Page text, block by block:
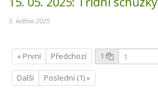
5. května 2025
« První Předchozí 1
Další Poslední (1) »